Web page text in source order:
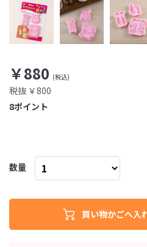
￥880
税抜 ￥800
ポイント
8
数量